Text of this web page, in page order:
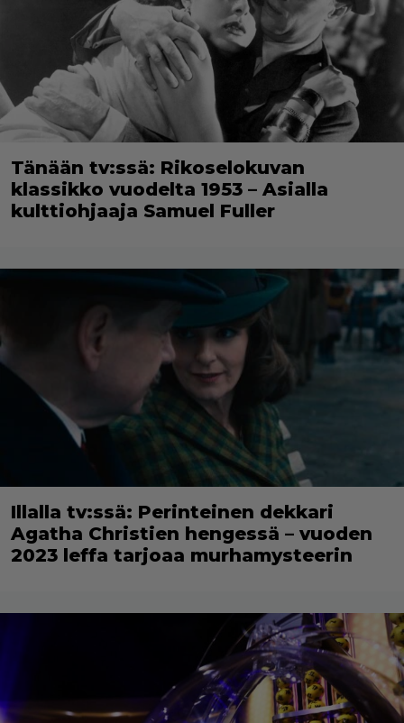
Tänään tv:ssä: Rikoselokuvan
klassikko vuodelta 1953 – Asialla
kulttiohjaaja Samuel Fuller
Illalla tv:ssä: Perinteinen dekkari
Agatha Christien hengessä – vuoden
2023 leffa tarjoaa murhamysteerin